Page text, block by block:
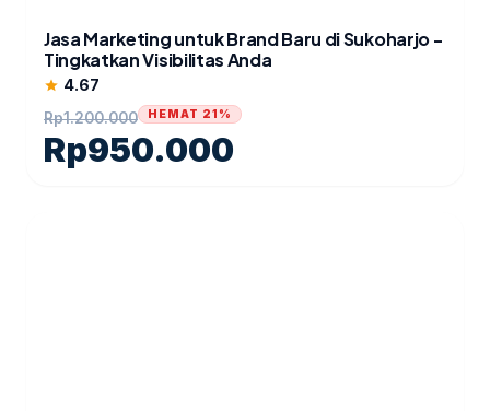
Jasa Marketing untuk Brand Baru di Sukoharjo -
Tingkatkan Visibilitas Anda
star 4.67
Rp1.200.000
Rp950.000
HEMAT 21%